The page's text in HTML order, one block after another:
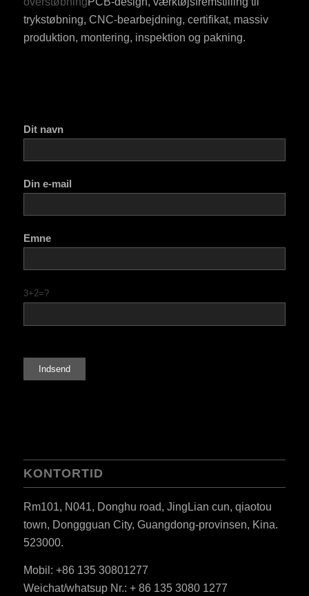
trykstøbning, CNC-bearbejdning, certifikat, massiv
produktion, montering, inspektion og pakning.
Dit navn
Din e-mail
Emne
3+2=?
KONTORTID
Rm101, N041, Donghu road, JingLian cun, qiaotou
town, Donggguan City, Guangdong-provinsen, Kina.
523000.
Mobil: +86 135 30801277
Weichat/whatsup Nr.: + 86 135 3080 1277